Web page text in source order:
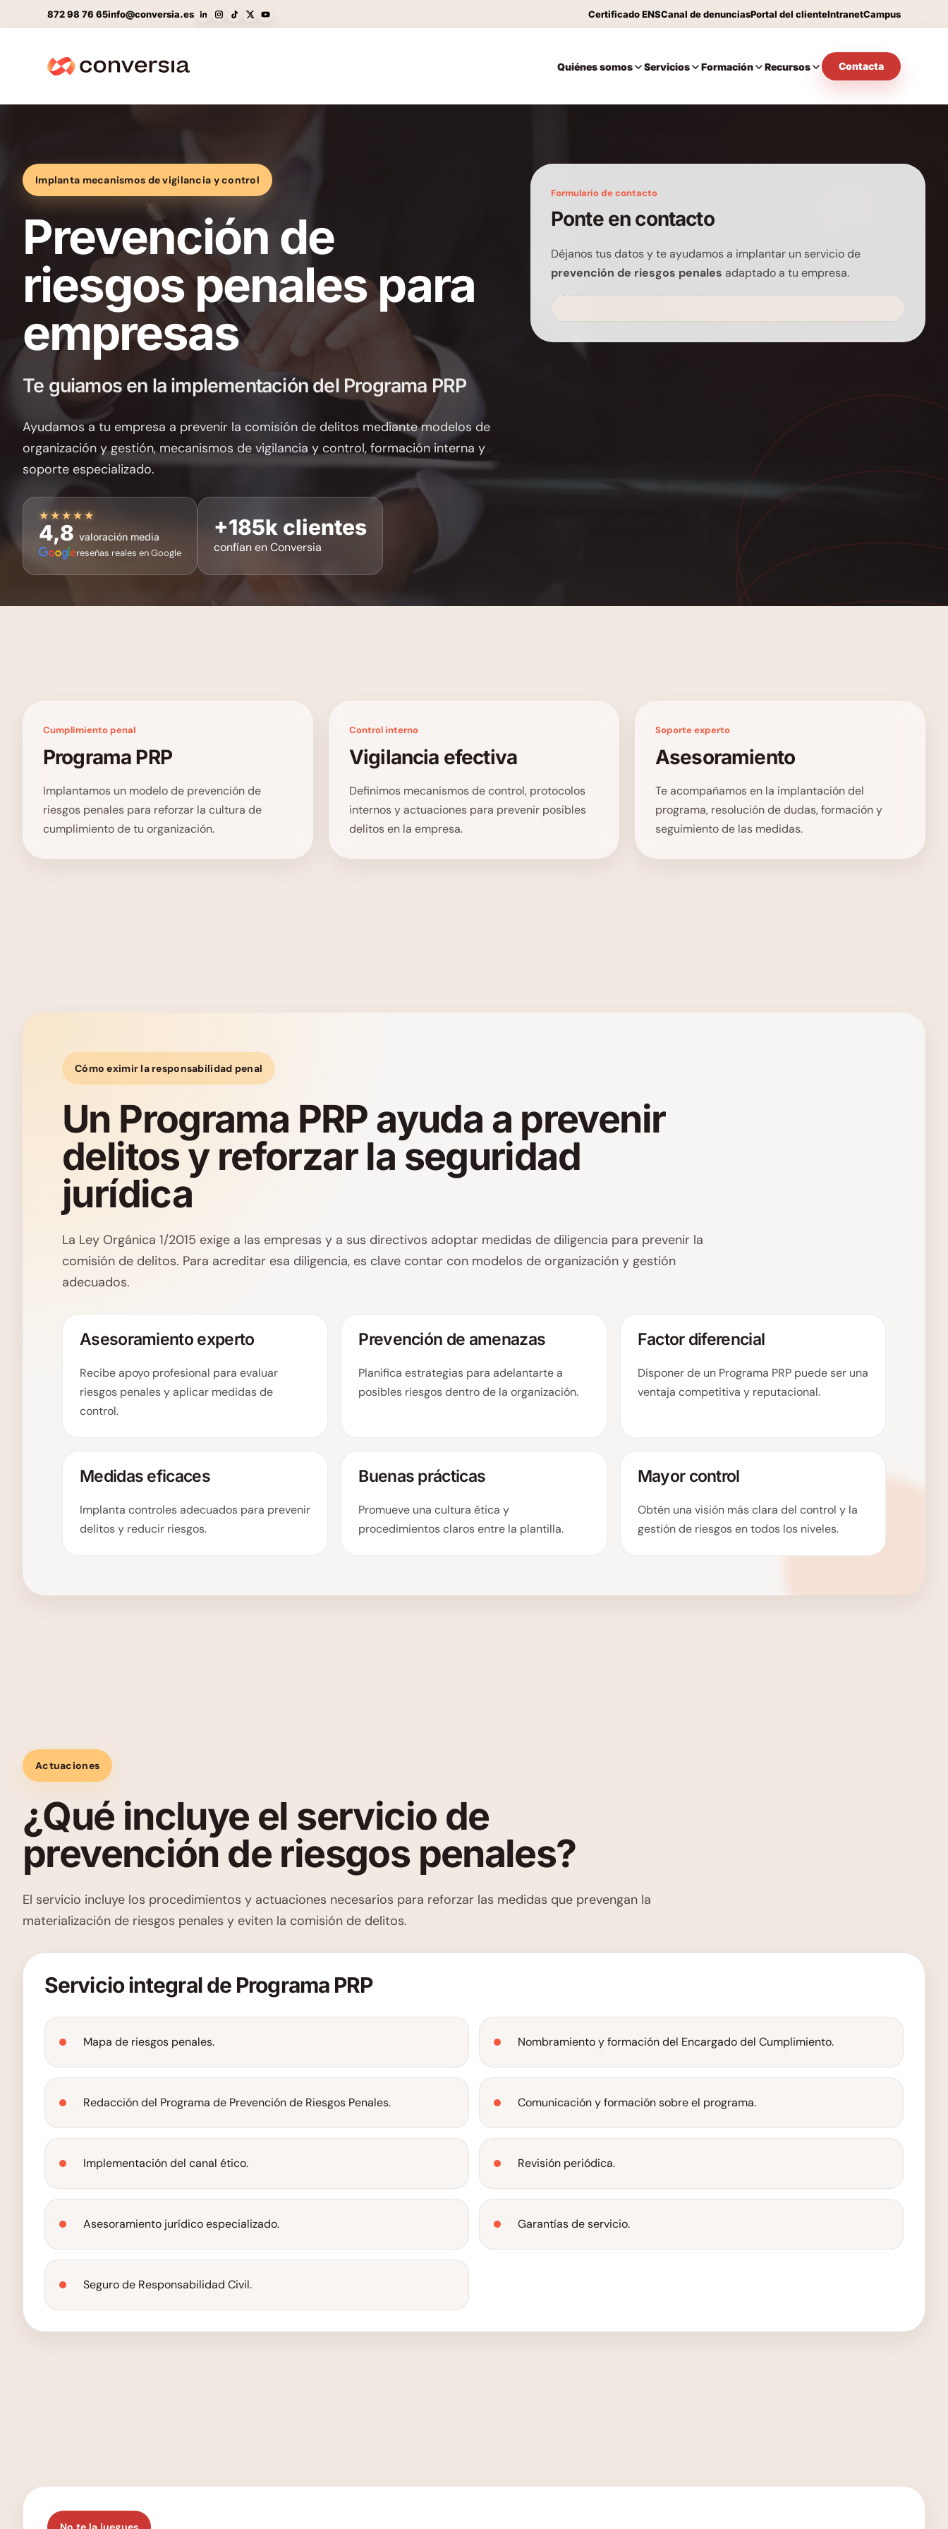
872 98 76 65info@conversia.es Certificado ENSCanal de denunciasPortal del clienteIntranetCampus
Quiénes somos Servicios Formación Recursos Contacta
Implanta mecanismos de vigilancia y control
Prevención de
riesgos penales para
empresas
Te guiamos en la implementación del Programa PRP
Ayudamos a tu empresa a prevenir la comisión de delitos mediante modelos de
organización y gestión, mecanismos de vigilancia y control, formación interna y
soporte especializado.
★★★★★
4,8 valoración media
reseñas reales en Google
+185k clientes
confían en Conversia
Formulario de contacto
Ponte en contacto
Déjanos tus datos y te ayudamos a implantar un servicio de
prevención de riesgos penales adaptado a tu empresa.
Cumplimiento penal
Programa PRP
Implantamos un modelo de prevención de
riesgos penales para reforzar la cultura de
cumplimiento de tu organización.
Control interno
Vigilancia efectiva
Definimos mecanismos de control, protocolos
internos y actuaciones para prevenir posibles
delitos en la empresa.
Soporte experto
Asesoramiento
Te acompañamos en la implantación del
programa, resolución de dudas, formación y
seguimiento de las medidas.
Cómo eximir la responsabilidad penal
Un Programa PRP ayuda a prevenir
delitos y reforzar la seguridad
jurídica
La Ley Orgánica 1/2015 exige a las empresas y a sus directivos adoptar medidas de diligencia para prevenir la
comisión de delitos. Para acreditar esa diligencia, es clave contar con modelos de organización y gestión
adecuados.
Asesoramiento experto
Recibe apoyo profesional para evaluar
riesgos penales y aplicar medidas de
control.
Prevención de amenazas
Planifica estrategias para adelantarte a
posibles riesgos dentro de la organización.
Factor diferencial
Disponer de un Programa PRP puede ser una
ventaja competitiva y reputacional.
Medidas eficaces
Implanta controles adecuados para prevenir
delitos y reducir riesgos.
Buenas prácticas
Promueve una cultura ética y
procedimientos claros entre la plantilla.
Mayor control
Obtén una visión más clara del control y la
gestión de riesgos en todos los niveles.
Actuaciones
¿Qué incluye el servicio de
prevención de riesgos penales?
El servicio incluye los procedimientos y actuaciones necesarios para reforzar las medidas que prevengan la
materialización de riesgos penales y eviten la comisión de delitos.
Servicio integral de Programa PRP
Mapa de riesgos penales. Nombramiento y formación del Encargado del Cumplimiento.
Redacción del Programa de Prevención de Riesgos Penales. Comunicación y formación sobre el programa.
Implementación del canal ético. Revisión periódica.
Asesoramiento jurídico especializado. Garantías de servicio.
Seguro de Responsabilidad Civil.